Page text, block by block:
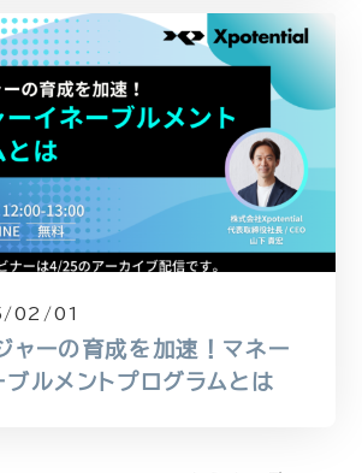
02/01
ャーの育成を加速！マネー
ブルメントプログラムとは